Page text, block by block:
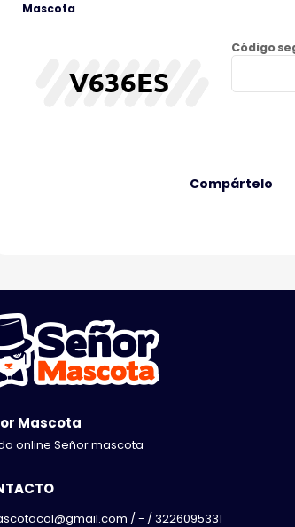
Mascota
Código
Compártelo
Mascota
online Señor mascota
/ - / 3226095331